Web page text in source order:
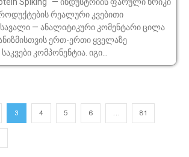
Spiking“ — ინდუსტრიის ფარული ხრიკი
რეალური კვებითი
— ანალიტიკური კომენტარი ცილა
ერთ-ერთი ყველაზე
კომპონენტია. იგი...
3 4 5 6 … 81